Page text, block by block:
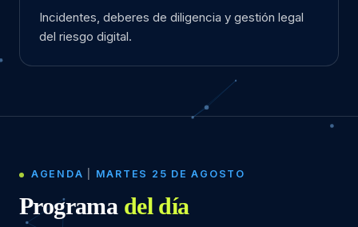
Incidentes, deberes de diligencia y gestión legal
del riesgo digital.
AGENDA MARTES 25 DE AGOSTO
Programa del día